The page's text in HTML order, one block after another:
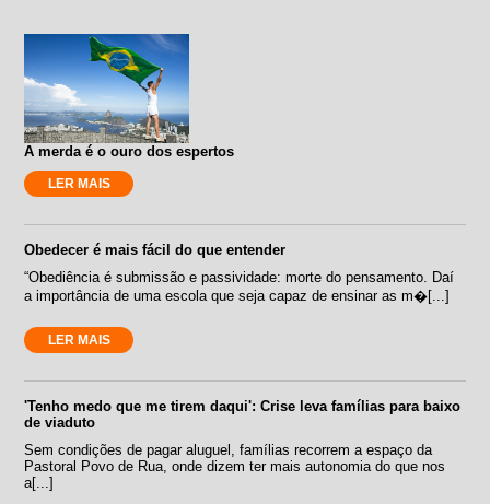
A merda é o ouro dos espertos
LER MAIS
Obedecer é mais fácil do que entender
“Obediência é submissão e passividade: morte do pensamento. Daí
a importância de uma escola que seja capaz de ensinar as m�[...]
LER MAIS
'Tenho medo que me tirem daqui': Crise leva famílias para baixo
de viaduto
Sem condições de pagar aluguel, famílias recorrem a espaço da
Pastoral Povo de Rua, onde dizem ter mais autonomia do que nos
a[...]